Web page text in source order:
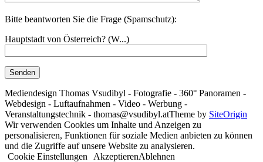
Bitte beantworten Sie die Frage (Spamschutz):
Hauptstadt von Österreich? (W...)
Mediendesign Thomas Vsudibyl - Fotografie - 360° Panoramen -
Webdesign - Luftaufnahmen - Video - Werbung -
Veranstaltungstechnik - thomas@vsudibyl.atTheme by SiteOrigin
Wir verwenden Cookies um Inhalte und Anzeigen zu
personalisieren, Funktionen für soziale Medien anbieten zu können
und die Zugriffe auf unsere Website zu analysieren.
Cookie Einstellungen
AkzeptierenAblehnen